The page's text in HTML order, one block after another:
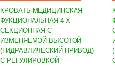
КРОВАТЬ МЕДИЦИНСКАЯ
ФУКЦИОНАЛЬНАЯ 4-Х
СЕКЦИОННАЯ С
ИЗМЕНЯЕМОЙ ВЫСОТОЙ
(ГИДРАВЛИЧЕСКИЙ ПРИВОД)
С РЕГУЛИРОВКОЙ